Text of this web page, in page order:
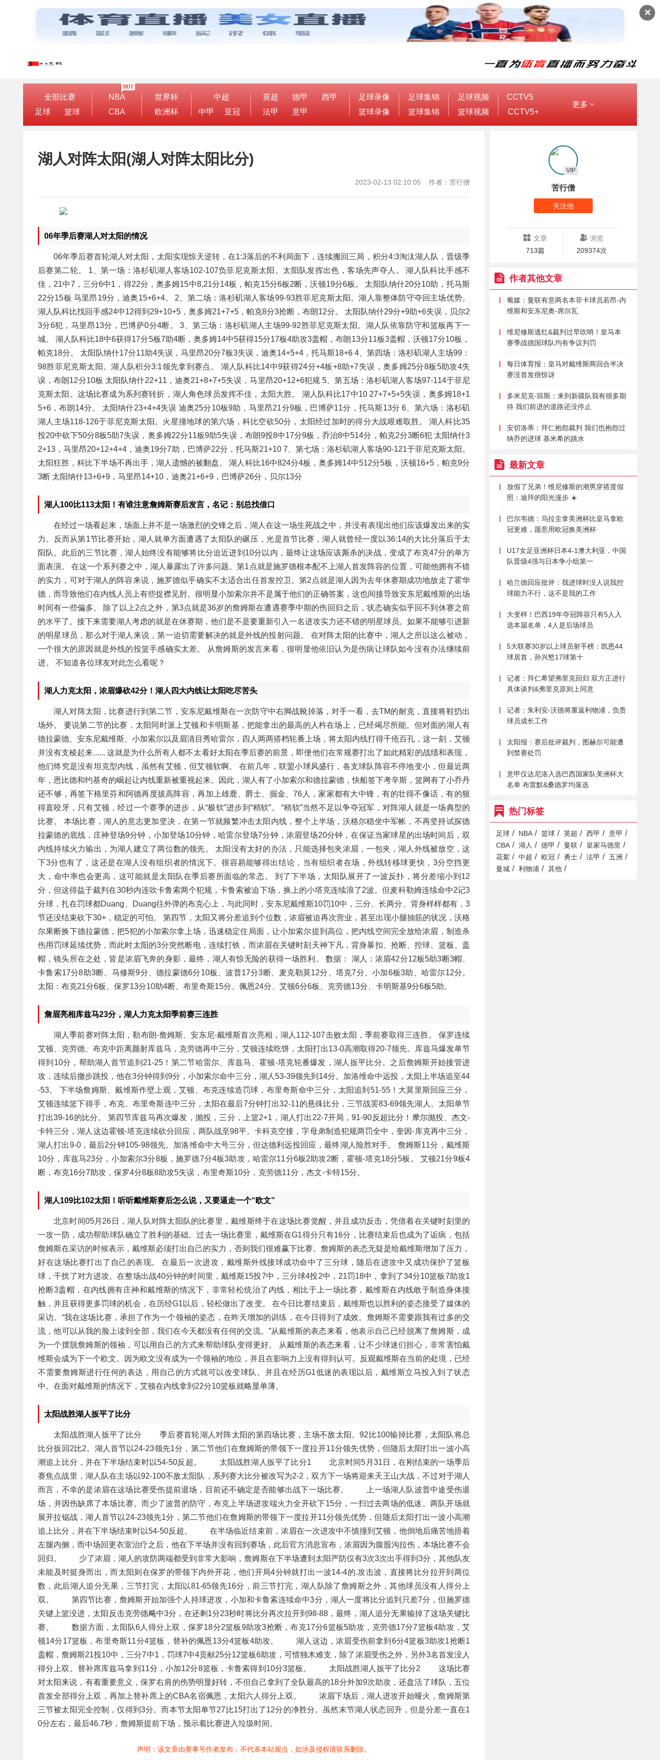
✕
全部比赛
足球
篮球
NBA
CBA
世界杯
欧洲杯
中超
中甲
亚冠
英超 德甲
西甲
法甲
意甲
足球录像
篮球录像
足球集锦
篮球集锦
足球视频
篮球视频
CCTV5
CCTV5+
更多
湖人对阵太阳(湖人对阵太阳比分)
2023-02-13 02:10:05 作者：苦行僧
06年季后赛湖人对太阳的情况
06年季后赛首轮湖人对太阳，太阳实现惊天逆转，在1:3落后的不利局面下，连续搬回三局，积分4:3淘汰湖人队，晋级季
后赛第二轮。 1、第一场：洛杉矶湖人客场102-107负菲尼克斯太阳。太阳队发挥出色，客场先声夺人。 湖人队科比手感不
佳，21中7，三分6中1，得22分，奥多姆15中8,21分14板，帕克15分6板2断，沃顿19分6板。 太阳队纳什20分10助，托马斯
22分15板 马里昂19分，迪奥15+6+4。 2、第二场：洛杉矶湖人客场99-93胜菲尼克斯太阳。湖人靠整体防守夺回主场优势。
湖人队科比找回手感24中12得到29+10+5，奥多姆21+7+5，帕克8分3抢断，布朗12分。 太阳队纳什29分+9助+6失误，贝尔2
3分6犯，马里昂13分，巴博萨0分4断。 3、第三场：洛杉矶湖人主场99-92胜菲尼克斯太阳。湖人队依靠防守和篮板再下一
城。 湖人队科比18中6获得17分5板7助4断，奥多姆14中5获得15分17板4助攻3盖帽，布朗13分11板3盖帽，沃顿17分10板，
帕克18分。 太阳队纳什17分11助4失误，马里昂20分7板3失误，迪奥14+5+4，托马斯18+6 4、第四场：洛杉矶湖人主场99：
98胜菲尼克斯太阳。湖人队积分3:1领先拿到赛点。 湖人队科比14中9获得24分+4板+8助+7失误，奥多姆25分8板5助攻4失
误，布朗12分10板 太阳队纳什22+11，迪奥21+8+7+5失误，马里昂20+12+6犯规 5、第五场：洛杉矶湖人客场97-114于菲尼
克斯太阳。这场比赛成为系列赛转折，湖人角色球员发挥不佳，太阳大胜。 湖人队科比17中10 27+7+5+5失误，奥多姆18+1
5+6，布朗14分。 太阳纳什23+4+4失误 迪奥25分10板9助，马里昂21分9板，巴博萨11分，托马斯13分 6、第六场：洛杉矶
湖人主场118-126于菲尼克斯太阳。火星撞地球的第六场，科比空砍50分，太阳经过加时的得分大战艰难取胜。 湖人科比35
投20中砍下50分8板5助7失误，奥多姆22分11板9助5失误，布朗9投8中17分9板，乔治8中514分，帕克2分3断6犯 太阳纳什3
2+13，马里昂20+12+4+4，迪奥19分7助，巴博萨22分，托马斯21+10 7、第七场：洛杉矶湖人客场90-121于菲尼克斯太阳。
太阳狂胜，科比下半场不再出手，湖人遗憾的被翻盘。 湖人科比16中824分4板，奥多姆14中512分5板，沃顿16+5，帕克9分
3断 太阳纳什13+6+9，马里昂14+10，迪奥21+6+9，巴博萨26分，贝尔13分
湖人100比113太阳！有谁注意詹姆斯赛后发言，名记：别总找借口
在经过一场看起来，场面上并不是一场激烈的交锋之后，湖人在这一场生死战之中，并没有表现出他们应该爆发出来的实
力。反而从第1节比赛开始，湖人就单方面遭遇了太阳队的碾压，光是首节比赛，湖人就曾经一度以36:14的大比分落后于太
阳队。此后的三节比赛，湖人始终没有能够将比分迫近进到10分以内，最终让这场应该厮杀的决战，变成了布克47分的单方
面表演。 在这一个系列赛之中，湖人暴露出了许多问题。第1点就是施罗德根本配不上湖人首发阵容的位置，可能他拥有不错
的实力，可对于湖人的阵容来说，施罗德似乎确实不太适合出任首发控卫。第2点就是湖人因为去年休赛期成功地放走了霍华
德，而导致他们在内线人员上有些捉襟见肘。很明显小加索尔并不是属于他们的正确答案，这也间接导致安东尼戴维斯的出场
时间有一些偏多。 除了以上2点之外，第3点就是36岁的詹姆斯在遭遇赛季中期的伤回归之后，状态确实似乎回不到休赛之前
的水平了。接下来需要湖人考虑的就是在休赛期，他们是不是要重新引入一名进攻实力还不错的明星球员。如果不能够引进新
的明星球员，那么对于湖人来说，第一迫切需要解决的就是外线的投射问题。 在对阵太阳的比赛中，湖人之所以这么被动，
一个很大的原因就是外线的投篮手感确实太差。 从詹姆斯的发言来看，很明显他依旧认为是伤病让球队如今没有办法继续前
进。 不知道各位球友对此怎么看呢？
湖人力克太阳，浓眉爆砍42分！湖人四大内线让太阳吃尽苦头
湖人对阵太阳，比赛进行到第二节，安东尼戴维斯在一次防守中右脚战靴掉落，对手一看，去TM的耐克，直接将鞋扔出
场外。 要说第二节的比赛，太阳同时派上艾顿和卡明斯基，把能拿出的最高的人杵在场上，已经竭尽所能。但对面的湖人有
德拉蒙德、安东尼戴维斯、小加索尔以及眉清目秀哈雷尔，四人两两搭档轮番上场，将太阳内线打得千疮百孔，这一刻，艾顿
并没有支棱起来...... 这就是为什么所有人都不太看好太阳在季后赛的前景，即便他们在常规赛打出了如此精彩的战绩和表现，
他们终究是没有坦克型内线，虽然有艾顿，但艾顿软啊。 在前几年，联盟小球风盛行，各支球队阵容不停地变小，但最近两
年，恩比德和约基奇的崛起让内线重新被重视起来。因此，湖人有了小加索尔和德拉蒙德，快船签下考辛斯，篮网有了小乔丹
还不够，再签下格里芬和阿德再度拔高阵容，再加上雄鹿、爵士、掘金、76人，家家都有大中锋，有的壮得不像话，有的狠
得直咬牙，只有艾顿，经过一个赛季的进步，从“极软”进步到“稍软”。 “稍软”当然不足以争夺冠军，对阵湖人就是一场典型的
比赛。 本场比赛，湖人的意志更加坚决，在第一节就频繁冲击太阳内线，整个上半场，沃格尔稳坐中军帐，不再坚持试探德
拉蒙德的底线，庄神登场9分钟，小加登场10分钟，哈雷尔登场7分钟，浓眉登场20分钟，在保证当家球星的出场时间后，双
内线持续火力输出，为湖人建立了两位数的领先。 太阳没有太好的办法，只能选择包夹浓眉，一包夹，湖人外线被放空，这
下3分也有了，这还是在湖人没有组织者的情况下。很容易能够得出结论，当有组织者在场，外线转移球更快，3分空挡更
大，命中率也会更高，这可能就是太阳队在季后赛所面临的常态。 到了下半场，太阳队展开了一波反扑，将分差缩小到12
分，但这得益于裁判在30秒内连吹卡鲁索两个犯规，卡鲁索被迫下场，换上的小塔克连续浪了2波。但麦科勒姆连续命中2记3
分球，扎在罚球都Duang、Duang往外弹的布克心上，与此同时，安东尼戴维斯10罚10中，三分、长两分、背身样样都有，3
节还没结束砍下30+，稳定的可怕。 第四节，太阳又将分差追到个位数，浓眉被迫再次营业，甚至出现小腿抽筋的状况，沃格
尔果断换下德拉蒙德，把5犯的小加索尔拿上场，迅速稳定住局面，让小加索尔提到高位，把内线空间完全放给浓眉，制造杀
伤用罚球延续优势，而此时太阳的3分突然断电，连续打铁，而浓眉在关键时刻天神下凡，背身暴扣、抢断、控球、篮板、盖
帽，镜头所在之处，皆是浓眉飞奔的身影，最终，湖人有惊无险的获得一场胜利。 数据： 湖人：浓眉42分12板5助3断3帽、
卡鲁索17分8助3断、马修斯9分、德拉蒙德6分10板、波普17分3断、麦克勒莫12分、塔克7分、小加6板3助、哈雷尔12分。
太阳：布克21分6板、保罗13分10助4断、布里奇斯15分、佩恩24分、艾顿6分6板、克劳德13分、卡明斯基9分6板5助。
詹眉亮相库兹马23分，湖人力克太阳季前赛三连胜
湖人季前赛对阵太阳，勒布朗-詹姆斯、安东尼-戴维斯首次亮相，湖人112-107击败太阳，季前赛取得三连胜。 保罗连续
艾顿、克劳德、布克中距离颜射库兹马，克劳德再中三分，艾顿连续吃饼，太阳打出13-0高潮取得20-7领先。库兹马爆发单节
得到10分，帮助湖人首节追到21-25！第二节哈雷尔、库兹马、霍顿-塔克轮番爆发，湖人扳平比分。之后詹姆斯开始接管进
攻，连续后撤步跳投，他在3分钟得到9分，小加索尔命中三分，湖人53-39领先到14分。加洛维命中远投，太阳上半场追至44
-53。 下半场詹姆斯、戴维斯作壁上观，艾顿、布克连续造罚球，布里奇斯命中三分，太阳追到51-55！大莫里斯回应三分，
艾顿连续篮下得手，布克、布里奇斯连中三分，太阳在最后7分钟打出32-11的悬殊比分，三节战罢83-69领先湖人。太阳单节
打出39-16的比分。 第四节库兹马再次爆发，抛投，三分，上篮2+1，湖人打出22-7开局，91-90反超比分！摩尔抛投、杰文-
卡特三分，湖人这边霍顿-塔克连续砍分回应，两队战至98平。卡科克空接，字母弟制造犯规两罚全中，奎因-库克再中三分，
湖人打出9-0，最后2分钟105-98领先。加洛维命中大号三分，但达德利远投回应，最终湖人险胜对手。 詹姆斯11分，戴维斯
10分，库兹马23分，小加索尔3分8板，施罗德7分4板3助攻，哈雷尔11分6板2助攻2断，霍顿-塔克18分5板。 艾顿21分9板4
断，布克16分7助攻，保罗4分8板8助攻5失误，布里奇斯10分，克劳德11分，杰文-卡特15分。
湖人109比102太阳！听听戴维斯赛后怎么说，又要逼走一个“欧文”
北京时间05月26日，湖人队对阵太阳队的比赛里，戴维斯终于在这场比赛觉醒，并且成功反击，凭借着在关键时刻里的
一攻一防，成功帮助球队确立了胜利的基础。过去一场比赛里，戴维斯在G1得分只有16分，比赛结束后也成为了诟病，包括
詹姆斯在采访的时候表示，戴维斯必须打出自己的实力，否则我们很难赢下比赛。詹姆斯的表态无疑是给戴维斯增加了压力，
好在这场比赛打出了自己的表现。 在最后一次进攻，戴维斯外线接球成功命中了三分球，随后在进攻中又成功保护了篮板
球，干扰了对方进攻。在整场出战40分钟的时间里，戴维斯15投7中，三分球4投2中，21罚18中，拿到了34分10篮板7助攻1
抢断3盖帽，在内线拥有庄神和戴维斯的情况下，非常轻松统治了内线，相比于上一场比赛，戴维斯在内线敢于制造身体接
触，并且获得更多罚球的机会，在历经G1以后，轻松做出了改变。 在今日比赛结束后，戴维斯也以胜利的姿态接受了媒体的
采访。“我在这场比赛，承担了作为一个领袖的姿态，在昨天增加的训练，在今日得到了成效。詹姆斯不需要跟我有过多的交
流，他可以从我的脸上读到全部，我们在今天都没有任何的交流。”从戴维斯的表态来看，他表示自己已经脱离了詹姆斯，成
为一个摆脱詹姆斯的领袖，可以用自己的方式来帮助球队变得更好。 从戴维斯的表态来看，让不少球迷们担心，非常害怕戴
维斯会成为下一个欧文。因为欧文没有成为一个领袖的地位，并且在影响力上没有得到认可。反观戴维斯在当前的处境，已经
不需要詹姆斯进行任何的表达，用自己的方式就可以改变球队。并且在经历G1低迷的表现以后，戴维斯立马投入到了状态
中。在面对戴维斯的情况下，艾顿在内线拿到22分10篮板就略显单薄。
太阳战胜湖人扳平了比分
太阳战胜湖人扳平了比分 季后赛首轮湖人对阵太阳的第四场比赛，主场不敌太阳。92比100输掉比赛，太阳队将总
比分扳回2比2。湖人首节以24-23领先1分，第二节他们在詹姆斯的带领下一度拉开11分领先优势，但随后太阳打出一波小高
潮追上比分，并在下半场结束时以54-50反超。 太阳战胜湖人扳平了比分1 北京时间5月31日，在刚结束的一场季后
赛焦点战里，湖人队在主场以92-100不敌太阳队，系列赛大比分被改写为2-2，双方下一场将迎来天王山大战，不过对于湖人
而言，不幸的是浓眉在这场比赛受伤提前退场，目前还不确定是否能够出战下一场比赛。 上一场湖人队波普中途受伤退
场，并因伤缺席了本场比赛。而少了波普的防守，布克上半场进攻端火力全开砍下15分，一扫过去两场的低迷。两队开场就
展开拉锯战，湖人首节以24-23领先1分，第二节他们在詹姆斯的带领下一度拉开11分领先优势，但随后太阳打出一波小高潮
追上比分，并在下半场结束时以54-50反超。 在半场临近结束前，浓眉在一次进攻中不慎撞到艾顿，他倒地后痛苦地捂着
左腿内侧，而中场回更衣室治疗之后，他在下半场并没有回到赛场，此后官方消息宣布，浓眉因为腹股沟拉伤，本场比赛不会
回归。 少了浓眉，湖人的攻防两端都受到非常大影响，詹姆斯在下半场遭到太阳严防仅有3次3次出手得到3分，其他队友
未能及时挺身而出，而太阳则在保罗的带领下内外开花，他们开局4分钟就打出一波14-4的.攻击波，直接将比分拉开到两位
数，此后湖人追分无果，三节打完，太阳以81-65领先16分，前三节打完，湖人队除了詹姆斯之外，其他球员没有人得分上
双。 第四节比赛，詹姆斯开始加强个人持球进攻，小加和卡鲁索连续命中3分，湖人一度将比分追到只差7分，但施罗德
关键上篮没进，太阳反击克劳德飚中3分，在还剩1分23秒时将比分再次拉开到98-88，最终，湖人追分无果输掉了这场关键比
赛。 数据方面，太阳队6人得分上双，保罗18分2篮板9助攻3抢断，布克17分6篮板5助攻，克劳德17分7篮板4助攻，艾
顿14分17篮板，布里奇斯11分4篮板，替补的佩恩13分4篮板4助攻。 湖人这边，浓眉受伤前拿到6分4篮板3助攻1抢断1
盖帽，詹姆斯21投10中，三分7中1，罚球7中4贡献25分12篮板6助攻，可惜独木难支，除了浓眉受伤之外，另外3名首发没人
得分上双。替补席库兹马拿到11分，小加12分8篮板，卡鲁索得到10分3篮板。 太阳战胜湖人扳平了比分2 这场比赛
对太阳来说，有着重要意义，保罗右肩的伤势明显好转，不但自己拿到了全队最高的18分外加9次助攻，还盘活了球队，五位
首发全部得分上双，再加上替补席上的CBA名宿佩恩，太阳六人得分上双。 浓眉下场后，湖人进攻开始哑火，詹姆斯第
三节被太阳完全控制，仅得到3分。而本节太阳单节27比15打出了12分的净胜分。虽然末节湖人状态回升，但是分差一直在1
0分左右，最后46.7秒，詹姆斯提前下场，预示着比赛进入垃圾时间。
声明：该文章由赛事号作者发布，不代表本站观点，如涉及侵权请联系删除。
苦行僧
VIP
关注他
文章
713篇
浏览
209374次
作者其他文章
葡媒：曼联有意两名本菲卡球员若昂-内
维斯和安东尼奥-席尔瓦
维尼修斯逃红&裁判过早吹哨！皇马本
赛季战德国球队均有争议判罚
每日体育报：皇马对戴维斯两回合半决
赛没首发很惊讶
多米尼克-琼斯：来到新疆队我有很多期
待 我们前进的道路还没停止
安切洛蒂：拜仁抱怨裁判 我们也抱怨过
纳乔的进球 基米希的跳水
最新文章
放假了兄弟！维尼修斯的潮男穿搭度假
照：迪拜的阳光漫步 ☀️
巴尔韦德：乌拉圭拿美洲杯比皇马拿欧
冠更难，愿意用欧冠换美洲杯
U17女足亚洲杯日本4-1澳大利亚，中国
队晋级4强与日本争小组第一
哈兰德回应批评：我进球时没人说我控
球能力不行，这不是我的工作
大变样！巴西19年夺冠阵容只有5人入
选本届名单，4人是后场球员
5大联赛30岁以上球员射手榜：凯恩44
球居首，孙兴慜17球第十
记者：拜仁希望弗里克回归 双方正进行
具体谈判&弗里克原则上同意
记者：朱利安-沃德将重返利物浦，负责
球员成长工作
太阳报：赛后批评裁判，图赫尔可能遭
到禁赛处罚
意甲仅达尼洛入选巴西国家队美洲杯大
名单 布雷默&桑德罗均落选
热门标签
足球 / NBA / 篮球 / 英超 / 西甲 / 意甲 /
CBA / 湖人 / 德甲 / 曼联 / 皇家马德里 /
花絮 / 中超 / 欧冠 / 勇士 / 法甲 / 五洲 /
曼城 / 利物浦 / 其他 /